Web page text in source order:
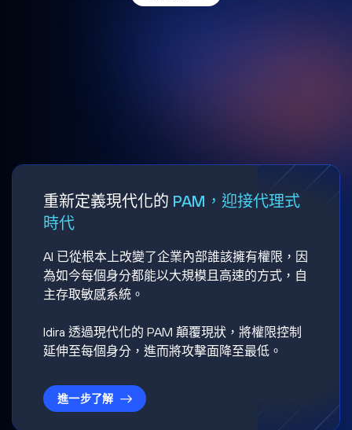
重新定義現代化的 PAM，迎接代理式
時代
AI 已從根本上改變了企業內部誰該擁有權限，因
為如今每個身分都能以大規模且高速的方式，自
主存取敏感系統。
Idira 透過現代化的 PAM 顛覆現狀，將權限控制
延伸至每個身分，進而將攻擊面降至最低。
進一步了解